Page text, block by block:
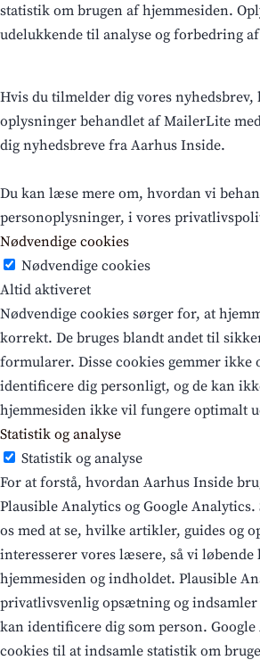
statistik om brugen af hjemmesiden.
udelukkende til analyse og forbedring
Hvis du tilmelder dig vores
oplysninger behandlet af MailerLite
dig nyhedsbreve fra Aarhus Inside.
Du kan læse mere om, hvordan vi
personoplysninger, i vores
Nødvendige cookies
Nødvendige cookies
Altid aktiveret
Nødvendige cookies sørger for, at
korrekt. De bruges blandt andet til
formularer. Disse cookies gemmer ikke
identificere dig personligt, og de kan
hjemmesiden ikke vil fungere optimalt
Statistik og analyse
Statistik og analyse
For at forstå, hvordan Aarhus Inside
Plausible Analytics og Google
os med at se, hvilke artikler, guides og
interesserer vores læsere, så vi løbende
hjemmesiden og indholdet. Plausible
privatlivsvenlig opsætning og
kan identificere dig som person.
cookies til at indsamle statistik om